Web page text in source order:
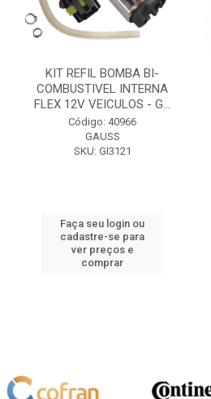
KIT REFIL BOMBA BI-
COMBUSTIVEL INTERNA
FLEX 12V VEICULOS - G...
Código: 40966
GAUSS
SKU: GI3121
Faça seu login ou
cadastre-se para
ver preços e
comprar